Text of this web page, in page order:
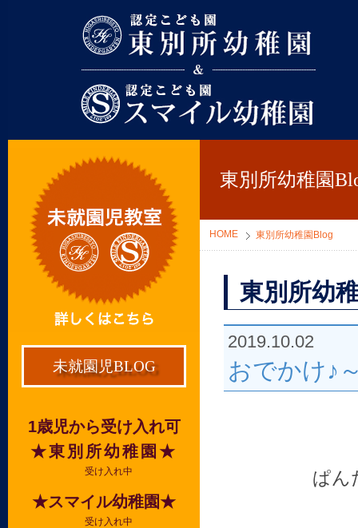
東別所幼稚園
HOME 東別所幼稚園Blog
東別所幼
2019.10.02
おでかけ♪
ぱん
未就園児BLOG
1歳児から受け入れ可
★東別所幼稚園★
受け入れ中
★スマイル幼稚園★
受け入れ中